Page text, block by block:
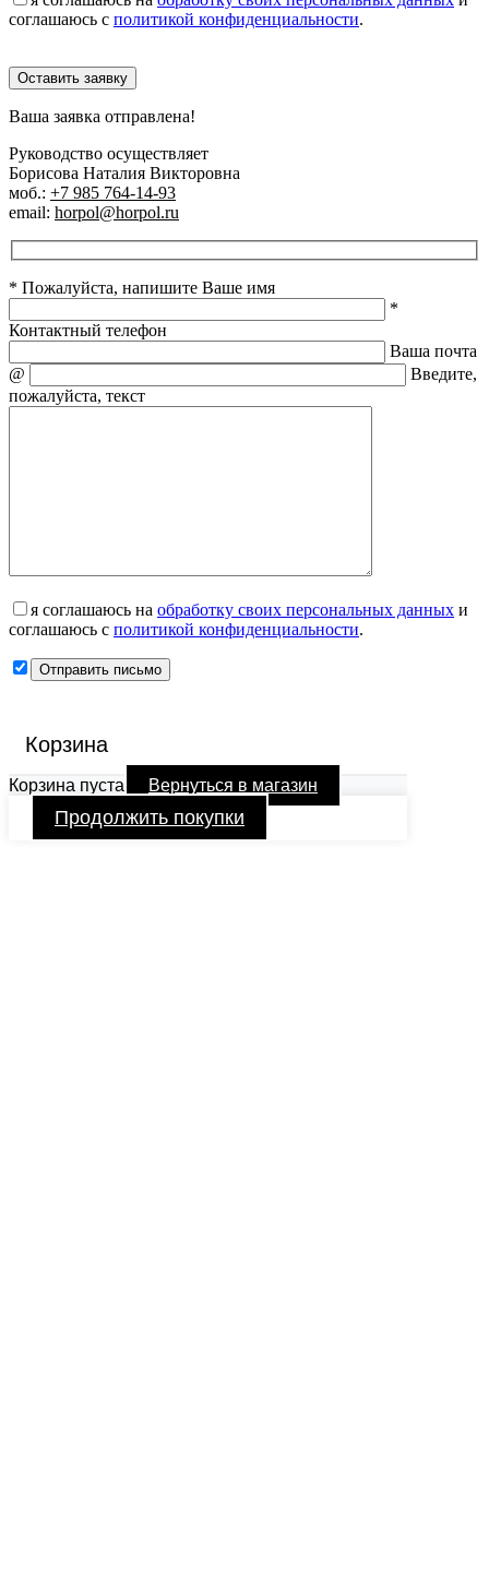
соглашаюсь с политикой конфиденциальности.
Оставить заявку
Ваша заявка отправлена!
Руководство осуществляет
Борисова Наталия Викторовна
моб.: +7 985 764-14-93
email: horpol@horpol.ru
* Пожалуйста, напишите Ваше имя
*
Контактный телефон
Ваша почта
@
Введите,
пожалуйста, текст
я соглашаюсь на обработку своих персональных данных и
соглашаюсь с политикой конфиденциальности.
Корзина
Корзина пуста Вернуться в магазин
Продолжить покупки